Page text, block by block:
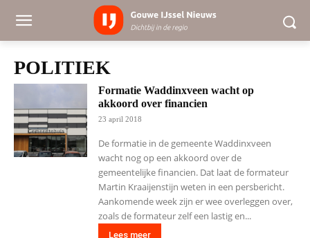
POLITIEK
Formatie Waddinxveen wacht op
akkoord over financien
23 april 2018
De formatie in de gemeente Waddinxveen
wacht nog op een akkoord over de
gemeentelijke financien. Dat laat de formateur
Martin Kraaijenstijn weten in een persbericht.
Aankomende week zijn er wee overleggen over,
zoals de formateur zelf een lastig en...
Lees meer